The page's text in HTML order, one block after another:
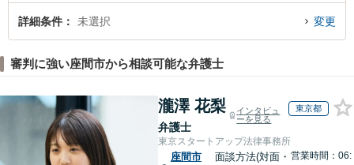
詳細条件 未選択 変更
審判に強い座間市から相談可能な弁護士
瀧澤 花梨
弁護士
インタビュ
ーを見る
東京都
東京スタートアップ法律事務所
座間市
面談方法(対面・ 営業時間：06: